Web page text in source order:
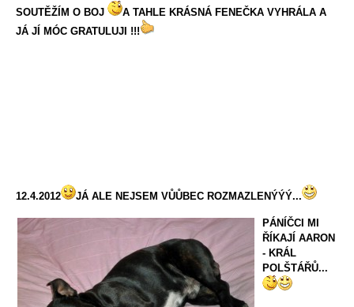
SOUTĚŽÍM O BOJ
A TAHLE KRÁSNÁ FENEČKA VYHRÁLA A
JÁ JÍ MÓC GRATULUJI !!!
12.4.2012 JÁ ALE NEJSEM VŮŮBEC ROZMAZLENÝÝÝ...
PÁNÍČCI MI
ŘÍKAJÍ AARON
- KRÁL
POLŠTÁŘŮ...